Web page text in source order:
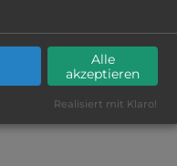
Alle
akzeptieren
Realisiert mit Klaro!